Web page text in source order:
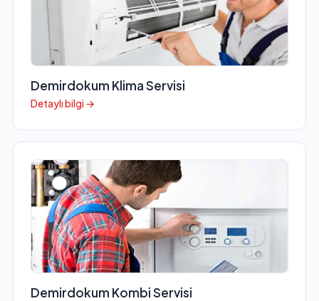
Demirdokum Klima Servisi
Detaylı bilgi →
Demirdokum Kombi Servisi